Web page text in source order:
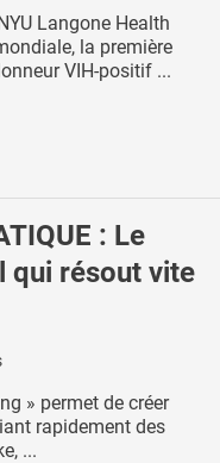
Langone Health
la première
VIH-positif ...
: Le
qui résout vite
» permet de créer
rapidement des
...